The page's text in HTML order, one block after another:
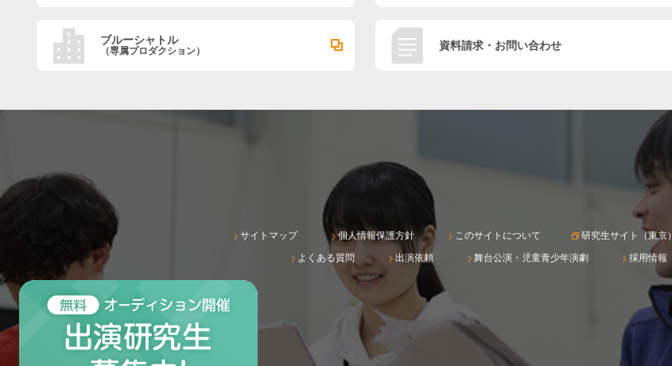
ブルーシャトル
（専属プロダクション） 資料請求・お問い合わせ
サイトマップ 個人情報保護方針 このサイトについて 研究生サイト（東京）
よくある質問
出演依頼 舞台公演・児童青少年演劇 採用情報